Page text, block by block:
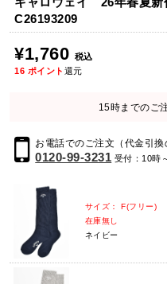
C26193209
¥1,760 税込
16 ポイント 還元
15時までのご
お電話でのご注文（代金引換
0120-99-3231 受付：10時
サイズ： F(フリー)
在庫無し
ネイビー